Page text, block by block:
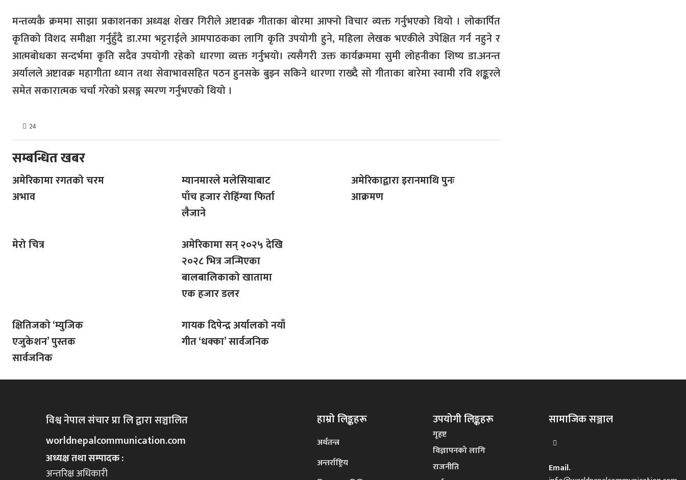
मन्तव्यकै क्रममा साझा प्रकाशनका अध्यक्ष शेखर गिरीले अष्टावक्र गीताका बोरमा आफ्नो विचार व्यक्त गर्नुभएको थियो । लोकार्पित
कृतिको विशद समीक्षा गर्नुहुँदै डा.रमा भट्टराईले आमपाठकका लागि कृति उपयोगी हुने, महिला लेखक भएकीले उपेक्षित गर्न नहुने र
आत्मबोधका सन्दर्भमा कृति सदैव उपयोगी रहेको धारणा व्यक्त गर्नुभयो। त्यसैगरी उक्त कार्यक्रममा सुमी लोहनीका शिष्य डा.अनन्त
अर्यालले अष्टावक्र महागीता ध्यान तथा सेवाभावसहित पठन हुनसके बुझ्न सकिने धारणा राख्दै सो गीताका बारेमा स्वामी रवि शङ्करले
समेत सकारात्मक चर्चा गरेको प्रसङ्ग स्मरण गर्नुभएको थियो ।
24
सम्बन्धित खबर
अमेरिकामा रगतको चरम
अभाव
म्यानमारले मलेसियाबाट
पाँच हजार रोहिंग्या फिर्ता
लैजाने
अमेरिकाद्वारा इरानमाथि पुनः
आक्रमण
मेरो चित्र
अमेरिकामा सन् २०२५ देखि
२०२८ भित्र जन्मिएका
बालबालिकाको खातामा
एक हजार डलर
क्षितिजको ‘म्युजिक
एजुकेशन’ पुस्तक
सार्वजनिक
गायक दिपेन्द्र अर्यालको नयाँ
गीत ‘धक्का’ सार्वजनिक
विश्व नेपाल संचार प्रा लि द्वारा सञ्चालित
worldnepalcommunication.com
अध्यक्ष तथा सम्पादक :
अन्तरिक्ष अधिकारी
हाम्रो लिङ्कहरू
अर्थतन्त्र
अन्तर्राष्ट्रिय
उपयोगी लिङ्कहरू
गृहष्ट
विज्ञापनको लागि
राजनीति
सामाजिक सञ्जाल
Email.